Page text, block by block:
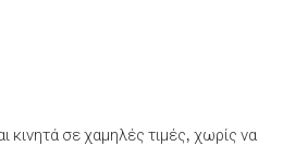
σε χαμηλές τιμές, χωρίς να